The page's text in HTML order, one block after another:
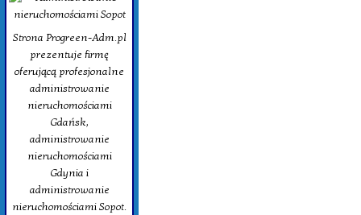
Strona Progreen-Adm.pl
prezentuje firmę
oferującą profesjonalne
administrowanie
nieruchomościami
Gdańsk,
administrowanie
nieruchomościami
Gdynia i
administrowanie
nieruchomościami Sopot.